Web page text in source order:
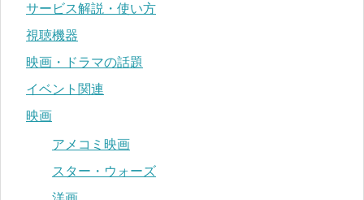
サービス解説・使い方
視聴機器
映画・ドラマの話題
イベント関連
映画
アメコミ映画
スター・ウォーズ